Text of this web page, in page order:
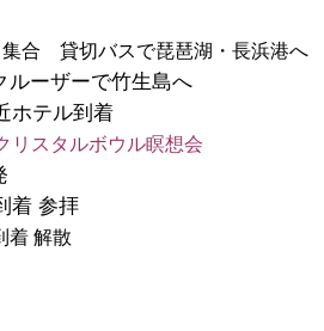
合 貸切バスで琵琶湖・長浜港へ
ルーザーで竹生島へ
テル到着
リスタルボウル瞑想会
着 参拝
解散